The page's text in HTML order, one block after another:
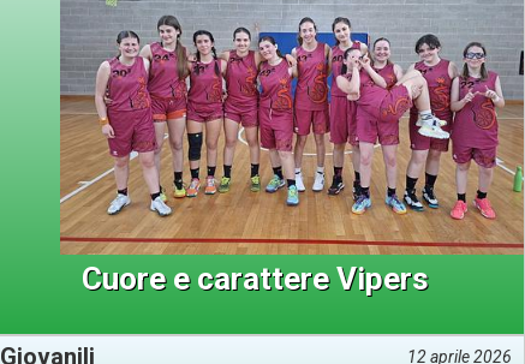
Cuore e carattere Vipers
Giovanili 12 aprile 2026